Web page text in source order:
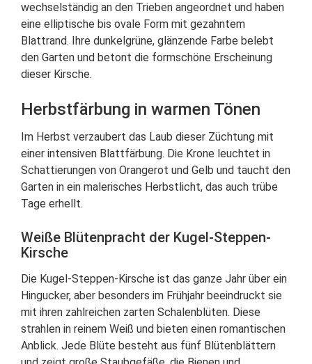
wechselständig an den Trieben angeordnet und haben
eine elliptische bis ovale Form mit gezahntem
Blattrand. Ihre dunkelgrüne, glänzende Farbe belebt
den Garten und betont die formschöne Erscheinung
dieser Kirsche.
Herbstfärbung in warmen Tönen
Im Herbst verzaubert das Laub dieser Züchtung mit
einer intensiven Blattfärbung. Die Krone leuchtet in
Schattierungen von Orangerot und Gelb und taucht den
Garten in ein malerisches Herbstlicht, das auch trübe
Tage erhellt.
Weiße Blütenpracht der Kugel-Steppen-
Kirsche
Die Kugel-Steppen-Kirsche ist das ganze Jahr über ein
Hingucker, aber besonders im Frühjahr beeindruckt sie
mit ihren zahlreichen zarten Schalenblüten. Diese
strahlen in reinem Weiß und bieten einen romantischen
Anblick. Jede Blüte besteht aus fünf Blütenblättern